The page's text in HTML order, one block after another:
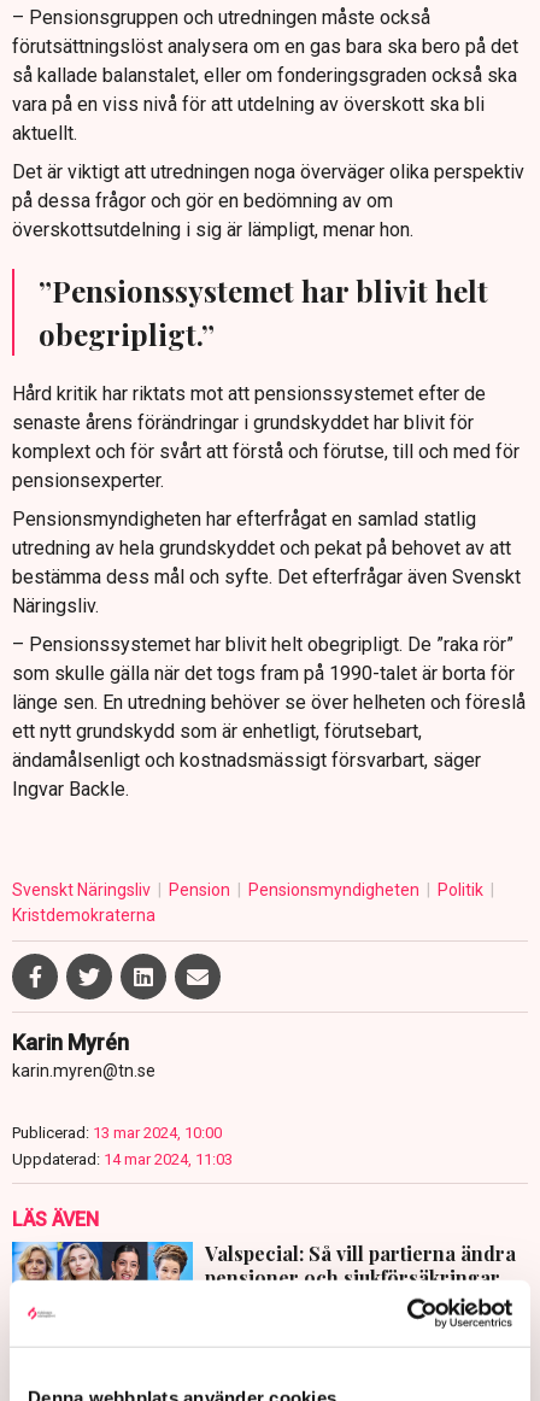
– Pensionsgruppen och utredningen måste också
förutsättningslöst analysera om en gas bara ska bero på det
så kallade balanstalet, eller om fonderingsgraden också ska
vara på en viss nivå för att utdelning av överskott ska bli
aktuellt.
Det är viktigt att utredningen noga överväger olika perspektiv
på dessa frågor och gör en bedömning av om
överskottsutdelning i sig är lämpligt, menar hon.
”Pensionssystemet har blivit helt
obegripligt.”
Hård kritik har riktats mot att pensionssystemet efter de
senaste årens förändringar i grundskyddet har blivit för
komplext och för svårt att förstå och förutse, till och med för
pensionsexperter.
Pensionsmyndigheten har efterfrågat en samlad statlig
utredning av hela grundskyddet och pekat på behovet av att
bestämma dess mål och syfte. Det efterfrågar även Svenskt
Näringsliv.
– Pensionssystemet har blivit helt obegripligt. De ”raka rör”
som skulle gälla när det togs fram på 1990-talet är borta för
länge sen. En utredning behöver se över helheten och föreslå
ett nytt grundskydd som är enhetligt, förutsebart,
ändamålsenligt och kostnadsmässigt försvarbart, säger
Ingvar Backle.
Svenskt Näringsliv Pension Pensionsmyndigheten
Politik
Kristdemokraterna
Karin Myrén
karin.myren@tn.se
Publicerad: 13 mar 2024, 10:00
Uppdaterad: 14 mar 2024, 11:03
LÄS ÄVEN
Valspecial: Så vill partierna ändra
pensioner och sjukförsäkringar